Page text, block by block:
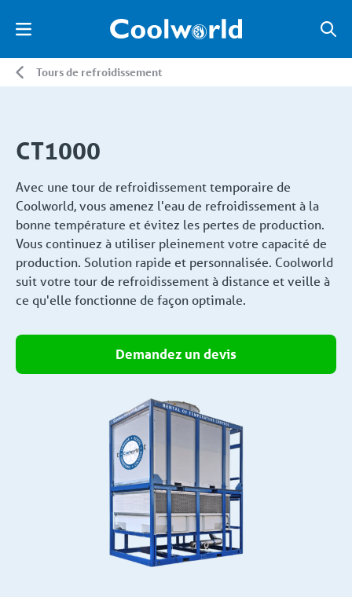
Tours de refroidissement
CT1000
Avec une tour de refroidissement temporaire de
Coolworld, vous amenez l'eau de refroidissement à la
bonne température et évitez les pertes de production.
Vous continuez à utiliser pleinement votre capacité de
production. Solution rapide et personnalisée. Coolworld
suit votre tour de refroidissement à distance et veille à
ce qu'elle fonctionne de façon optimale.
Demandez un devis